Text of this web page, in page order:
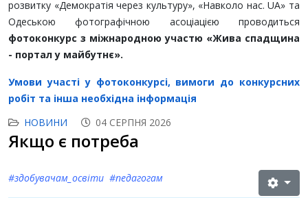
розвитку «Демократія через культуру», «Навколо нас. UA» та
Одеською фотографічною асоціацією проводиться
фотоконкурс з міжнародною участю «Жива спадщина
- портал у майбутнє».
Умови участі у фотоконкурсі, вимоги до конкурсних
робіт та інша необхідна інформація
НОВИНИ
04 СЕРПНЯ 2026
Якщо є потреба
#здобувачам_освіти #педагогам